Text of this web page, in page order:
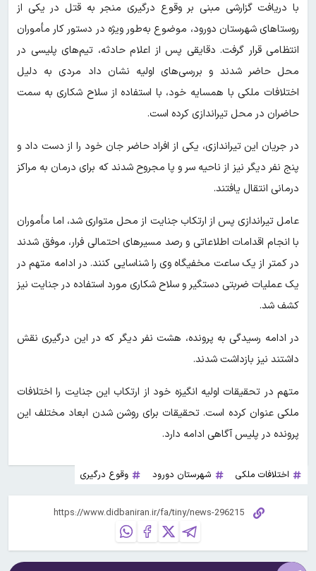
با دریافت گزارشی مبنی بر وقوع درگیری منجر به قتل در یکی از
روستاهای شهرستان دورود، موضوع به‌طور ویژه در دستور کار مأموران
انتظامی قرار گرفت. دقایقی پس از اعلام حادثه، تیم‌های پلیسی در
محل حاضر شدند و بررسی‌های اولیه نشان داد مردی به دلیل
اختلافات ملکی با همسایه خود، با استفاده از سلاح شکاری به سمت
حاضران در محل تیراندازی کرده است.
در جریان این تیراندازی، یکی از افراد حاضر جان خود را از دست داد و
پنج نفر دیگر نیز از ناحیه سر و پا مجروح شدند که برای درمان به مراکز
درمانی انتقال یافتند.
عامل تیراندازی پس از ارتکاب جنایت از محل متواری شد، اما مأموران
با انجام اقدامات اطلاعاتی و رصد مسیرهای احتمالی فرار، موفق شدند
در کمتر از یک ساعت مخفیگاه وی را شناسایی کنند. در ادامه متهم در
یک عملیات ضربتی دستگیر و سلاح شکاری مورد استفاده در جنایت نیز
کشف شد.
در ادامه رسیدگی به پرونده، هشت نفر دیگر که در این درگیری نقش
داشتند نیز بازداشت شدند.
متهم در تحقیقات اولیه انگیزه خود از ارتکاب این جنایت را اختلافات
ملکی عنوان کرده است. تحقیقات برای روشن شدن ابعاد مختلف این
پرونده در پلیس آگاهی ادامه دارد.
اختلافات ملکی شهرستان دورود وقوع درگیری